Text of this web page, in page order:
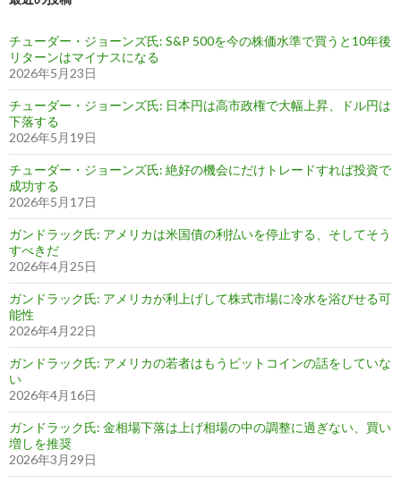
チューダー・ジョーンズ氏: S&P 500を今の株価水準で買うと10年後
リターンはマイナスになる
2026年5月23日
チューダー・ジョーンズ氏: 日本円は高市政権で大幅上昇、ドル円は
下落する
2026年5月19日
チューダー・ジョーンズ氏: 絶好の機会にだけトレードすれば投資で
成功する
2026年5月17日
ガンドラック氏: アメリカは米国債の利払いを停止する、そしてそう
すべきだ
2026年4月25日
ガンドラック氏: アメリカが利上げして株式市場に冷水を浴びせる可
能性
2026年4月22日
ガンドラック氏: アメリカの若者はもうビットコインの話をしていな
い
2026年4月16日
ガンドラック氏: 金相場下落は上げ相場の中の調整に過ぎない、買い
増しを推奨
2026年3月29日